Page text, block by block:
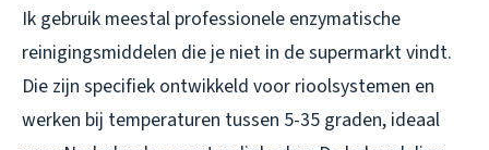
Ik gebruik meestal professionele enzymatische
reinigingsmiddelen die je niet in de supermarkt vindt.
Die zijn specifiek ontwikkeld voor rioolsystemen en
werken bij temperaturen tussen 5-35 graden, ideaal